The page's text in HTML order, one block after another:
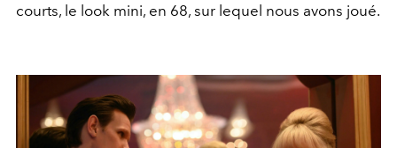
courts, le look mini, en 68, sur lequel nous avons joué.